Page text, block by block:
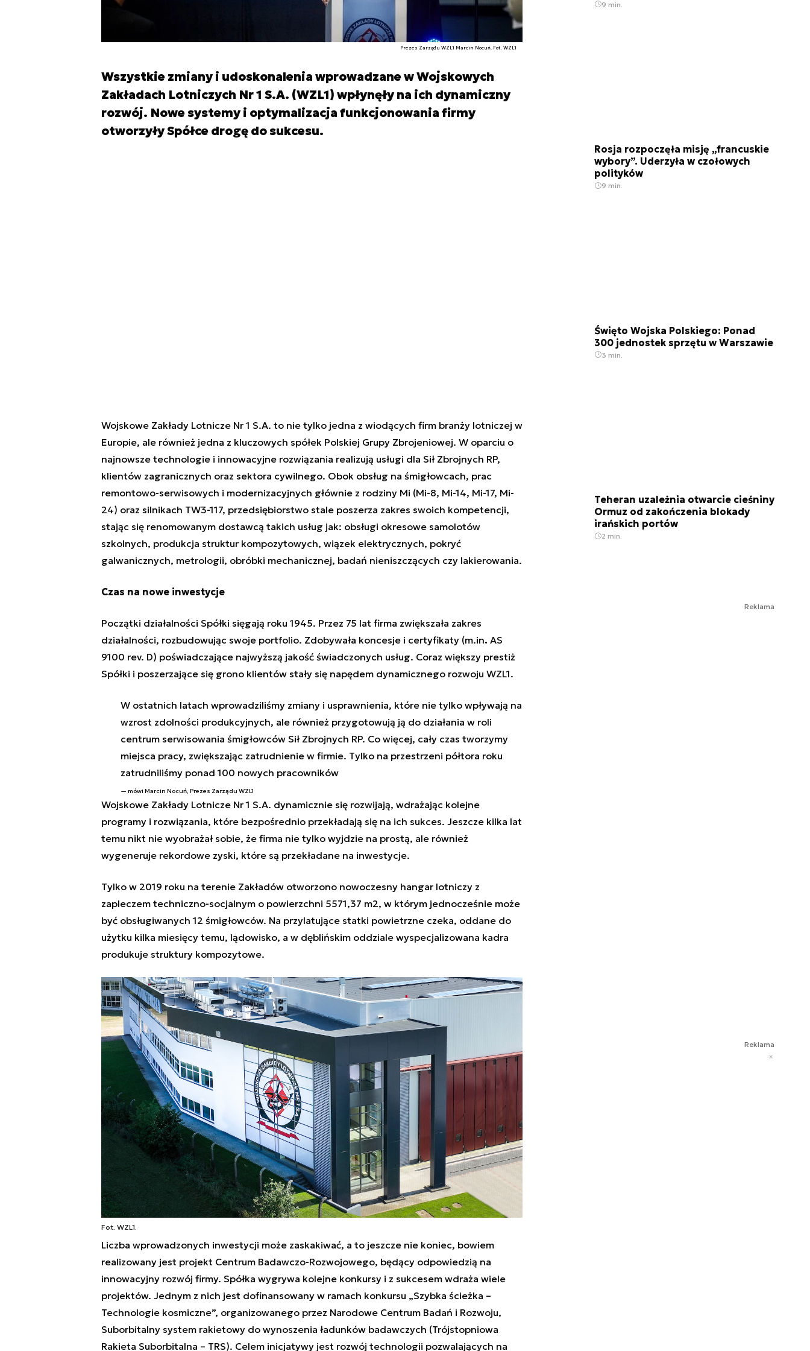
Prezes Zarządu WZL1 Marcin Nocuń. Fot. WZL1
Wszystkie zmiany i udoskonalenia wprowadzane w Wojskowych
Zakładach Lotniczych Nr 1 S.A. (WZL1) wpłynęły na ich dynamiczny
rozwój. Nowe systemy i optymalizacja funkcjonowania firmy
otworzyły Spółce drogę do sukcesu.
Wojskowe Zakłady Lotnicze Nr 1 S.A. to nie tylko jedna z wiodących firm branży lotniczej w
Europie, ale również jedna z kluczowych spółek Polskiej Grupy Zbrojeniowej. W oparciu o
najnowsze technologie i innowacyjne rozwiązania realizują usługi dla Sił Zbrojnych RP,
klientów zagranicznych oraz sektora cywilnego. Obok obsług na śmigłowcach, prac
remontowo-serwisowych i modernizacyjnych głównie z rodziny Mi (Mi-8, Mi-14, Mi-17, Mi-
24) oraz silnikach TW3-117, przedsiębiorstwo stale poszerza zakres swoich kompetencji,
stając się renomowanym dostawcą takich usług jak: obsługi okresowe samolotów
szkolnych, produkcja struktur kompozytowych, wiązek elektrycznych, pokryć
galwanicznych, metrologii, obróbki mechanicznej, badań nieniszczących czy lakierowania.
Czas na nowe inwestycje
Początki działalności Spółki sięgają roku 1945. Przez 75 lat firma zwiększała zakres
działalności, rozbudowując swoje portfolio. Zdobywała koncesje i certyfikaty (m.in. AS
9100 rev. D) poświadczające najwyższą jakość świadczonych usług. Coraz większy prestiż
Spółki i poszerzające się grono klientów stały się napędem dynamicznego rozwoju WZL1.
W ostatnich latach wprowadziliśmy zmiany i usprawnienia, które nie tylko wpływają na
wzrost zdolności produkcyjnych, ale również przygotowują ją do działania w roli
centrum serwisowania śmigłowców Sił Zbrojnych RP. Co więcej, cały czas tworzymy
miejsca pracy, zwiększając zatrudnienie w firmie. Tylko na przestrzeni półtora roku
zatrudniliśmy ponad 100 nowych pracowników
mówi Marcin Nocuń, Prezes Zarządu WZL1
Wojskowe Zakłady Lotnicze Nr 1 S.A. dynamicznie się rozwijają, wdrażając kolejne
programy i rozwiązania, które bezpośrednio przekładają się na ich sukces. Jeszcze kilka lat
temu nikt nie wyobrażał sobie, że firma nie tylko wyjdzie na prostą, ale również
wygeneruje rekordowe zyski, które są przekładane na inwestycje.
Tylko w 2019 roku na terenie Zakładów otworzono nowoczesny hangar lotniczy z
zapleczem techniczno-socjalnym o powierzchni 5571,37 m2, w którym jednocześnie może
być obsługiwanych 12 śmigłowców. Na przylatujące statki powietrzne czeka, oddane do
użytku kilka miesięcy temu, lądowisko, a w dęblińskim oddziale wyspecjalizowana kadra
produkuje struktury kompozytowe.
Fot. WZL1.
Liczba wprowadzonych inwestycji może zaskakiwać, a to jeszcze nie koniec, bowiem
realizowany jest projekt Centrum Badawczo-Rozwojowego, będący odpowiedzią na
innowacyjny rozwój firmy. Spółka wygrywa kolejne konkursy i z sukcesem wdraża wiele
projektów. Jednym z nich jest dofinansowany w ramach konkursu „Szybka ścieżka –
Technologie kosmiczne”, organizowanego przez Narodowe Centrum Badań i Rozwoju,
Suborbitalny system rakietowy do wynoszenia ładunków badawczych (Trójstopniowa
Rakieta Suborbitalna – TRS). Celem inicjatywy jest rozwój technologii pozwalających na
9 min.
Rosja rozpoczęła misję „francuskie
wybory”. Uderzyła w czołowych
polityków
9 min.
Święto Wojska Polskiego: Ponad
300 jednostek sprzętu w Warszawie
3 min.
Teheran uzależnia otwarcie cieśniny
Ormuz od zakończenia blokady
irańskich portów
2 min.
Reklama
Reklama